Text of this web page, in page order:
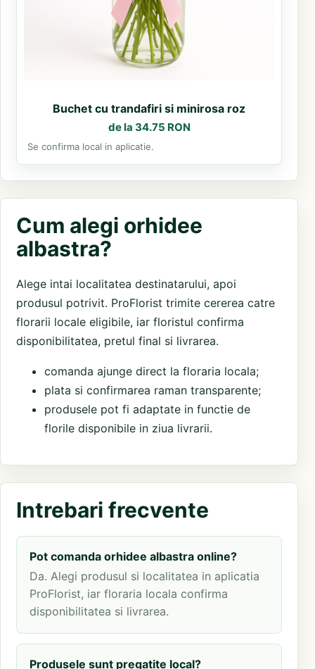
Buchet cu trandafiri si minirosa roz
de la 34.75 RON
Se confirma local in aplicatie.
Cum alegi orhidee
albastra?
Alege intai localitatea destinatarului, apoi
produsul potrivit. ProFlorist trimite cererea catre
florarii locale eligibile, iar floristul confirma
disponibilitatea, pretul final si livrarea.
comanda ajunge direct la floraria locala;
plata si confirmarea raman transparente;
produsele pot fi adaptate in functie de
florile disponibile in ziua livrarii.
Intrebari frecvente
Pot comanda orhidee albastra online?
Da. Alegi produsul si localitatea in aplicatia
ProFlorist, iar floraria locala confirma
disponibilitatea si livrarea.
Produsele sunt pregatite local?